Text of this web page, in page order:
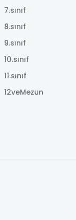
7.sınıf
8.sınıf
9.sınıf
10.sınıf
11.sınıf
12veMezun